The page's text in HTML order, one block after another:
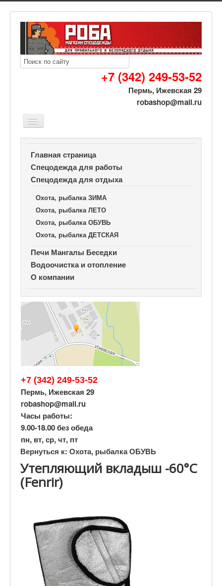
+7 (342) 249-53-52
Пермь, Ижевская 29
robashop@mail.ru
Охота, рыбалка ОБУВЬ
Утепляющий вкладыш -60°C (Fenrir)
Главная страница
Спецодежда для работы
Спецодежда для отдыха
Охота, рыбалка ЗИМА
Охота, рыбалка ЛЕТО
Охота, рыбалка ОБУВЬ
Охота, рыбалка ДЕТСКАЯ
Печи Мангалы Беседки
Водоочистка и отопление
О компании
+7 (342) 249-53-52
Пермь, Ижевская 29
robashop@mail.ru
Часы работы:
9.00-18.00 без обеда
пн, вт, ср, чт, пт
Вернуться к: Охота, рыбалка ОБУВЬ
Утепляющий вкладыш -60°C
(Fenrir)